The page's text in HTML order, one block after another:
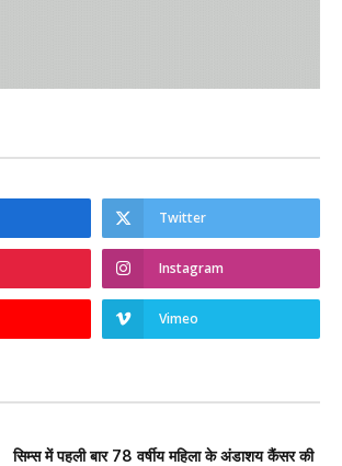
Twitter
Instagram
Vimeo
सिम्स में पहली बार 78 वर्षीय महिला के अंडाशय कैंसर की